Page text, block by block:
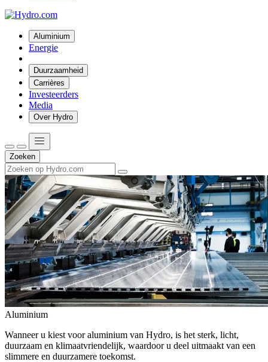
Aluminium
Energie
Duurzaamheid
Carrières
Investeerders
Media
Over Hydro
Zoeken
Aluminium
Wanneer u kiest voor aluminium van Hydro, is het sterk, licht,
duurzaam en klimaatvriendelijk, waardoor u deel uitmaakt van een
slimmere en duurzamere toekomst.